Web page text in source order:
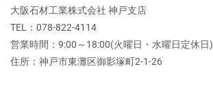
大阪石材工業株式会社 神戸支店
TEL：078-822-4114
営業時間：9:00～18:00(火曜日・水曜日定休日)
住所：神戸市東灘区御影塚町2‐1‐26